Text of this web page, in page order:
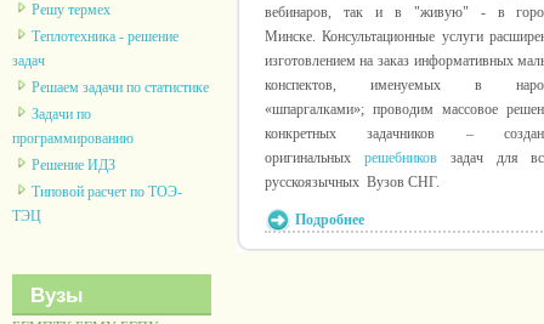
Решу термех
Теплотехника - решение
задач
Решаем задачи по статистике
Задачи по
программированию
Решение ИДЗ
Типовой расчет по ТОЭ-
ТЭЦ
Вузы
вебинаров, так и в "живую" - в
Минске. Консультационные услуги
изготовлением на заказ информативных
конспектов, именуемых в
«шпаргалками»; проводим массовое
конкретных задачников –
оригинальных решебниковзадач для
русскоязычных Вузов СНГ.
Подробнее